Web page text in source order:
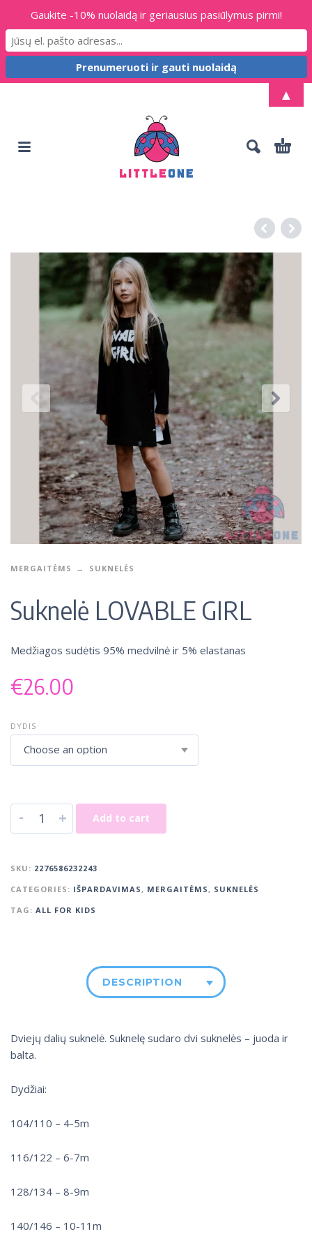
MERGAITĖMS SUKNELĖS
Suknelė LOVABLE GIRL
Medžiagos sudėtis 95% medvilnė ir 5% elastanas
€26.00
DYDIS
Choose an option
- + Add to cart
SKU: 2276586232243
CATEGORIES: IŠPARDAVIMAS, MERGAITĖMS, SUKNELĖS
TAG: ALL FOR KIDS
DESCRIPTION
Dviejų dalių suknelė. Suknelę sudaro dvi suknelės – juoda ir
balta.
Dydžiai:
104/110 – 4-5m
116/122 – 6-7m
128/134 – 8-9m
140/146 – 10-11m
Gaukite -10% nuolaidą ir geriausius pasiūlymus pirmi!
▲